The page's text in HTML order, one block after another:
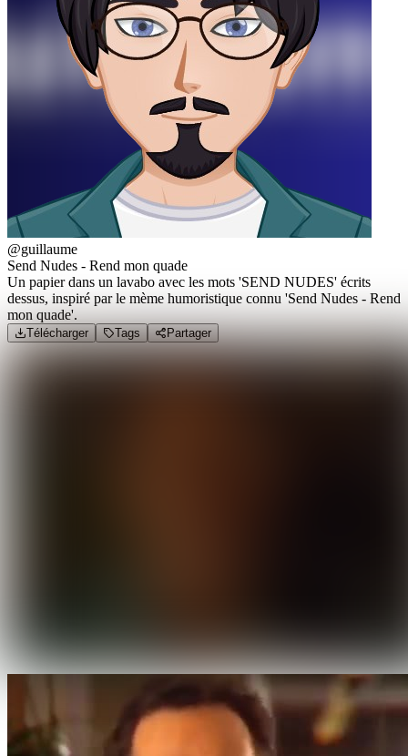
@guillaume
Send Nudes - Rend mon quade
Un papier dans un lavabo avec les mots 'SEND NUDES' écrits
dessus, inspiré par le mème humoristique connu 'Send Nudes - Rend
mon quade'.
Télécharger Tags Partager